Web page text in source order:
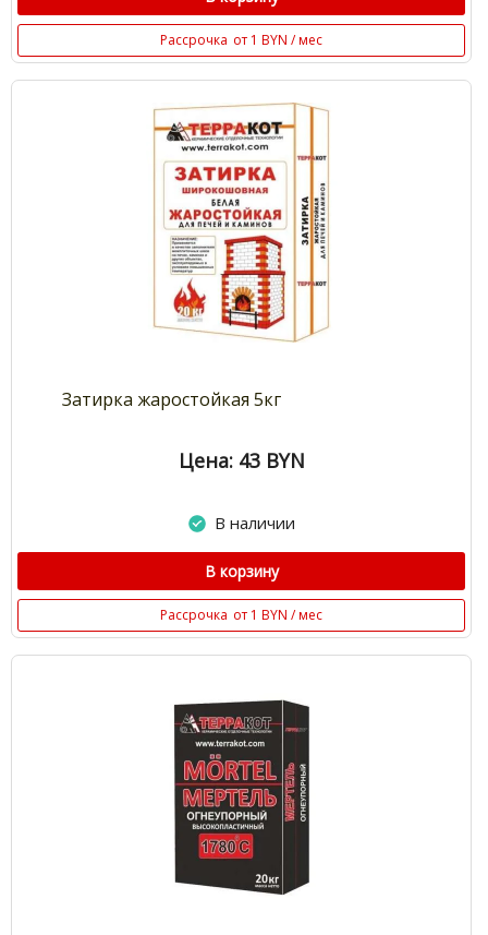
Рассрочка от 1 BYN / мес
Затирка жаростойкая 5кг
Цена: 43 BYN
В наличии
В корзину
Рассрочка от 1 BYN / мес